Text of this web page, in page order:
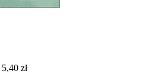
5,40 zł